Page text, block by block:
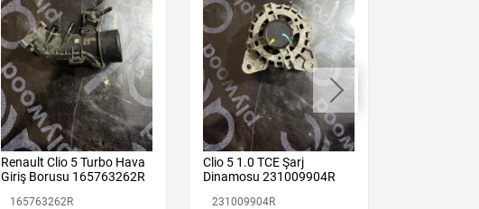
Renault Clio 5 Turbo Hava
Giriş Borusu 165763262R
165763262R
Clio 5 1.0 TCE Şarj
Dinamosu 231009904R
231009904R